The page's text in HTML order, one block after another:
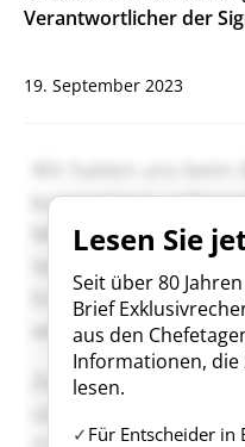
Verantwortlicher der
19. September 2023
Lesen Sie
Seit über 80
Brief
aus den
Informationen, die
lesen.
Für Entscheider in